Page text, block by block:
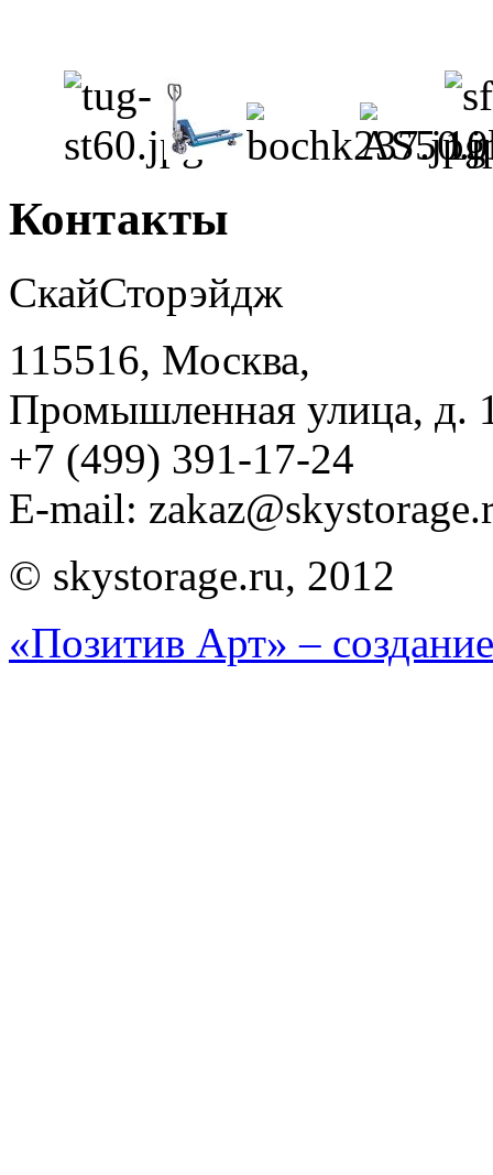
Контакты
СкайСторэйдж
115516, Москва,
Промышленная улица, д.
+7 (499) 391-17-24
E-mail:
© skystorage.ru, 2012
«Позитив Арт» –